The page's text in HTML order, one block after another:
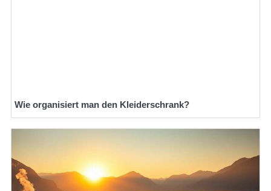
Wie organisiert man den Kleiderschrank?